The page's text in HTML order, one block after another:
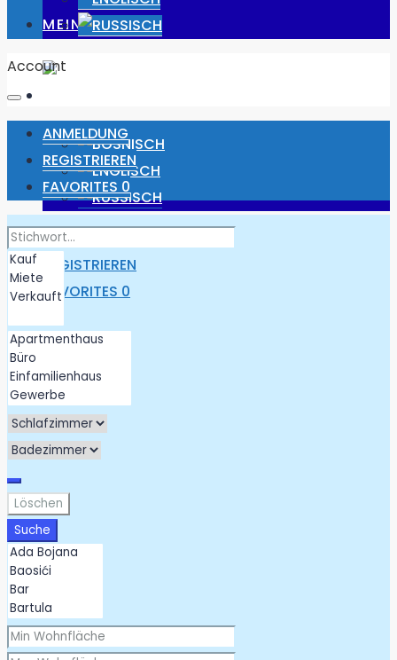
MEIN PROFIL
ANMELDUNG
REGISTRIEREN
FAVORITES 0
Account
ANMELDUNG
REGISTRIEREN
FAVORITES 0
Löschen
Suche